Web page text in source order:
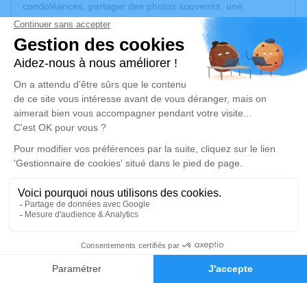
Faire-part Hommages
condoléances, partager des photos souvenirs, une
anecdote ou exprimer vos pensées à travers des poèmes
ou des textes. Cet endroit est un lieu d'expression dédié à
honorer la mémoire de Michelle DURANTE.
Un service de plantation d’arbre hommage estdisponible
mercredi 09 mars 2022 à 10h30
Mémentorium du Centre Funéraire de